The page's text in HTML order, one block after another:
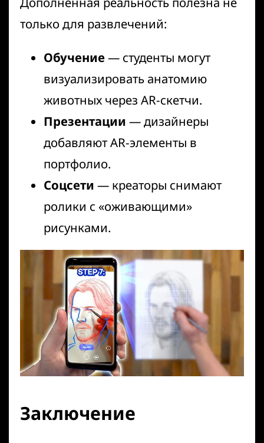
только для развлечений:
Обучение — студенты могут
визуализировать анатомию
животных через AR-скетчи.
Презентации — дизайнеры
добавляют AR-элементы в
портфолио.
Соцсети — креаторы снимают
ролики с «оживающими»
рисунками.
Заключение